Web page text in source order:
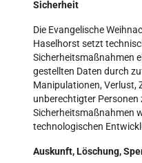
Sicherheit
Die Evangelische
Haselhorst setzt
Sicherheitsmaßnahmen
gestellten Daten durch
Manipulationen, Verlust,
unberechtigter Personen
Sicherheitsmaßnahmen
technologischen
Auskunft, Löschung,